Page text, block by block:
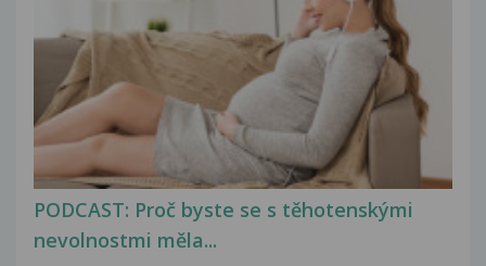
PODCAST: Proč byste se s těhotenskými
nevolnostmi měla...